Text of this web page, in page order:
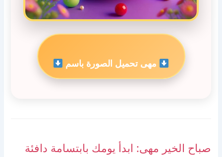
مهى تحميل الصورة باسم
صباح الخير مهى: ابدأ يومك بابتسامة دافئة